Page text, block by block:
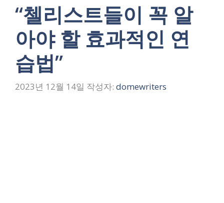
“첼리스트들이 꼭 알
아야 할 효과적인 연
습법”
2023년 12월 14일 작성자: domewriters